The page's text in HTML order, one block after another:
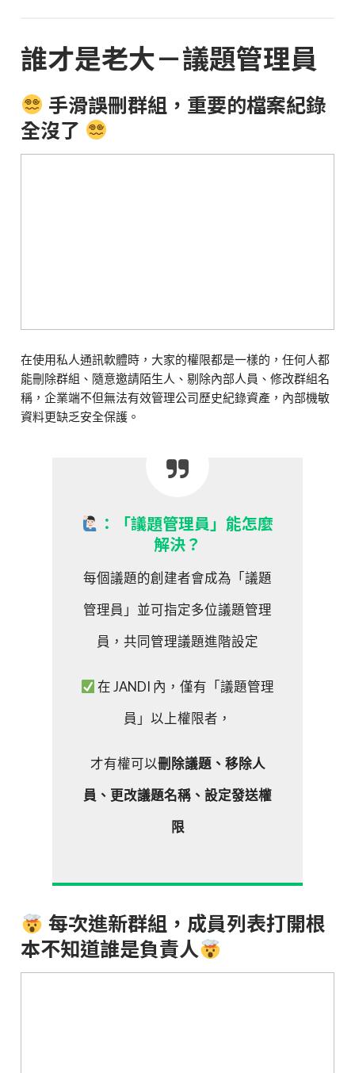
誰才是老大－議題管理員
手滑誤刪群組，重要的檔案紀錄
全沒了
在使用私人通訊軟體時，大家的權限都是一樣的，任何人都
能刪除群組、隨意邀請陌生人、剔除內部人員、修改群組名
稱，企業端不但無法有效管理公司歷史紀錄資產，內部機敏
資料更缺乏安全保護。
：「議題管理員」能怎麼
解決？
每個議題的創建者會成為「議題
管理員」並可指定多位議題管理
員，共同管理議題進階設定
在 JANDI 內，僅有「議題管理
員」以上權限者，
才有權可以刪除議題、移除人
員、更改議題名稱、設定發送權
限
每次進新群組，成員列表打開根
本不知道誰是負責人